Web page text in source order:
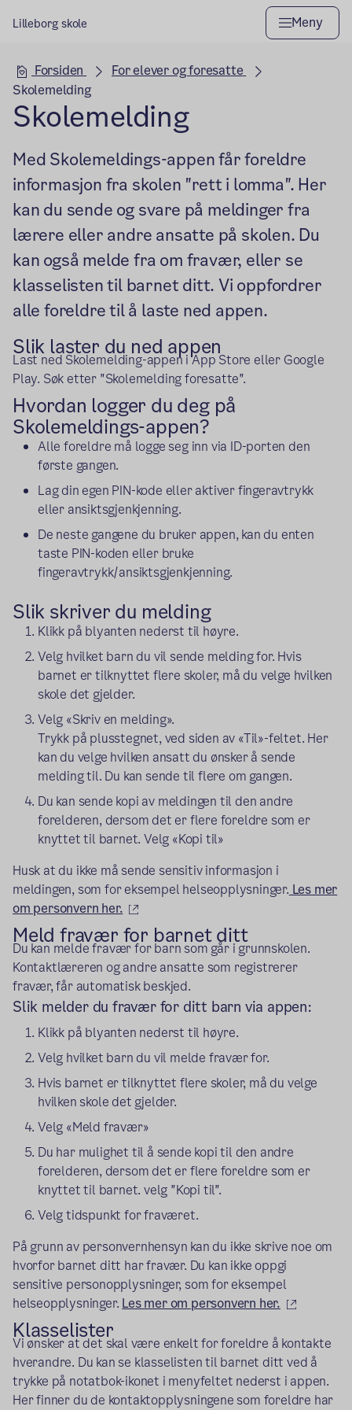
Lilleborg skole Meny
Hovedseksjon
Forsiden
For elever og foresatte
Skolemelding
Skolemelding
Med Skolemeldings-appen får foreldre
informasjon fra skolen "rett i lomma". Her
kan du sende og svare på meldinger fra
lærere eller andre ansatte på skolen. Du
kan også melde fra om fravær, eller se
klasselisten til barnet ditt. Vi oppfordrer
alle foreldre til å laste ned appen.
Slik laster du ned appen
Last ned Skolemelding-appen i App Store eller Google
Play. Søk etter "Skolemelding foresatte".
Hvordan logger du deg på
Skolemeldings-appen?
Alle foreldre må logge seg inn via ID-porten den
første gangen.
Lag din egen PIN-kode eller aktiver fingeravtrykk
eller ansiktsgjenkjenning.
De neste gangene du bruker appen, kan du enten
taste PIN-koden eller bruke
fingeravtrykk/ansiktsgjenkjenning.
Slik skriver du melding
Klikk på blyanten nederst til høyre.
Velg hvilket barn du vil sende melding for. Hvis
barnet er tilknyttet flere skoler, må du velge hvilken
skole det gjelder.
Velg «Skriv en melding».
Trykk på plusstegnet, ved siden av «Til»-feltet. Her
kan du velge hvilken ansatt du ønsker å sende
melding til. Du kan sende til flere om gangen.
Du kan sende kopi av meldingen til den andre
forelderen, dersom det er flere foreldre som er
knyttet til barnet. Velg «Kopi til»
Husk at du ikke må sende sensitiv informasjon i
meldingen, som for eksempel helseopplysninger. Les mer
om personvern her.
(ekstern lenke)
Meld fravær for barnet ditt
Du kan melde fravær for barn som går i grunnskolen.
Kontaktlæreren og andre ansatte som registrerer
fravær, får automatisk beskjed.
Slik melder du fravær for ditt barn via appen:
Klikk på blyanten nederst til høyre.
Velg hvilket barn du vil melde fravær for.
Hvis barnet er tilknyttet flere skoler, må du velge
hvilken skole det gjelder.
Velg «Meld fravær»
Du har mulighet til å sende kopi til den andre
forelderen, dersom det er flere foreldre som er
knyttet til barnet. velg "Kopi til".
Velg tidspunkt for fraværet.
På grunn av personvernhensyn kan du ikke skrive noe om
hvorfor barnet ditt har fravær. Du kan ikke oppgi
sensitive personopplysninger, som for eksempel
helseopplysninger. Les mer om personvern her. (ekstern
Klasselister
Vi ønsker at det skal være enkelt for foreldre å kontakte
hverandre. Du kan se klasselisten til barnet ditt ved å
trykke på notatbok-ikonet i menyfeltet nederst i appen.
Her finner du de kontaktopplysningene som foreldre har